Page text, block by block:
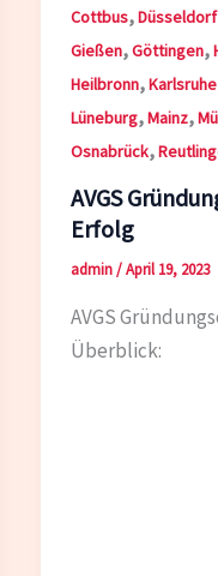
Cottbus,Düsseldorf
Gießen,Göttingen,
Heilbronn,Karlsruhe
Lüneburg,Mainz,
Osnabrück,
AVGS
Erfolg
admin/April 19, 2023
AVGS
Überblick: